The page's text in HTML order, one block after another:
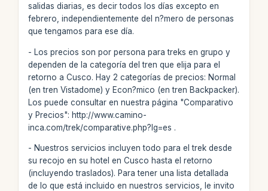
salidas diarias, es decir todos los días excepto en
febrero, independientemente del n?mero de personas
que tengamos para ese día.
- Los precios son por persona para treks en grupo y
dependen de la categoría del tren que elija para el
retorno a Cusco. Hay 2 categorías de precios: Normal
(en tren Vistadome) y Econ?mico (en tren Backpacker).
Los puede consultar en nuestra página "Comparativo
y Precios": http://www.camino-
inca.com/trek/comparative.php?lg=es .
- Nuestros servicios incluyen todo para el trek desde
su recojo en su hotel en Cusco hasta el retorno
(incluyendo traslados). Para tener una lista detallada
de lo que está incluido en nuestros servicios, le invito